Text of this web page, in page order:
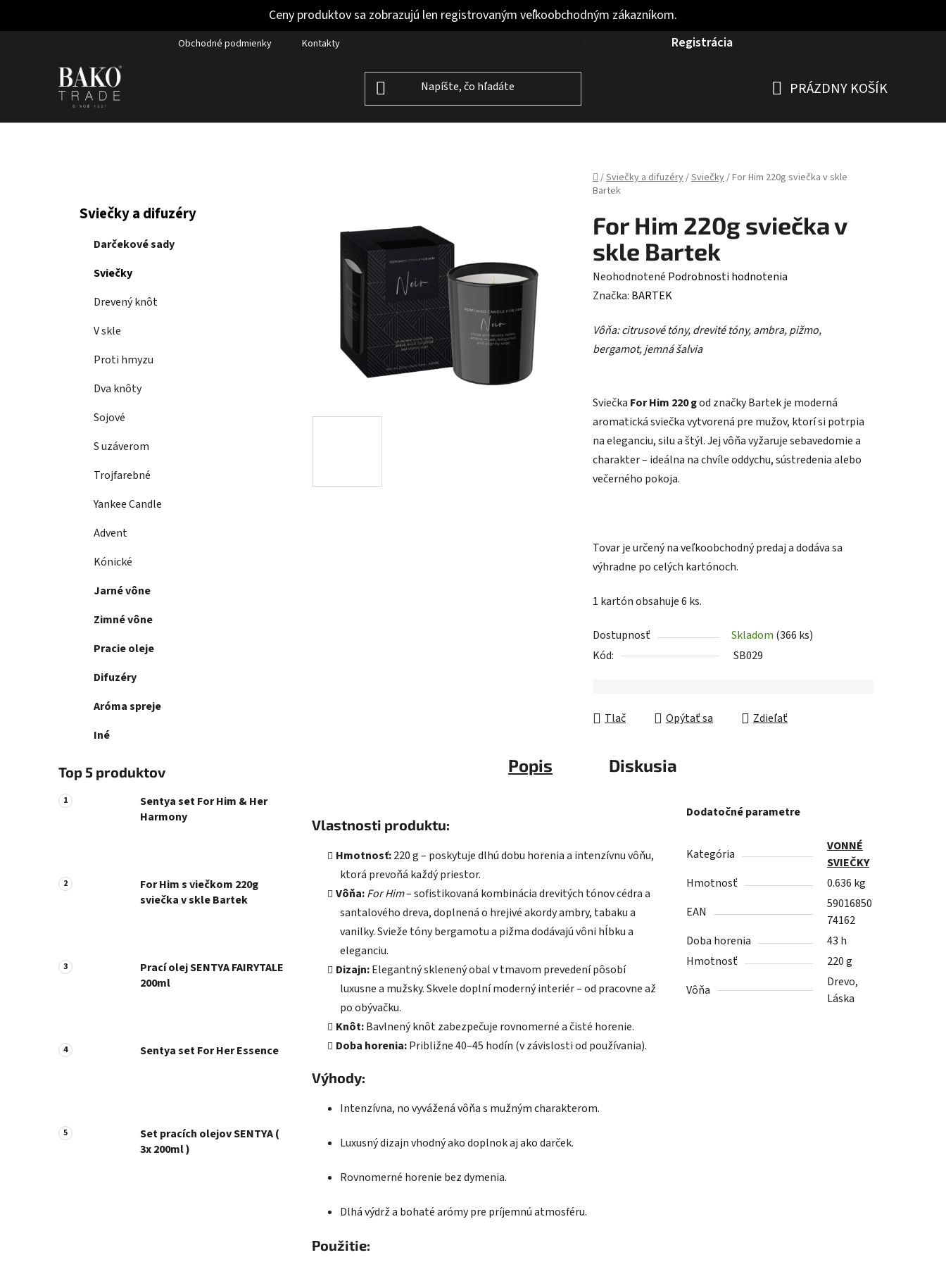
Ceny produktov sa zobrazujú len registrovaným veľkoobchodným zákazníkom.
Obchodné podmienky Kontakty Registrácia
PRÁZDNY KOŠÍK
Domov
/Sviečky a difuzéry/Sviečky/For Him 220g sviečka v skle
Bartek
Preskočiť
kategórie
Sviečky a difuzéry
Darčekové sady
Sviečky
Drevený knôt
V skle
Proti hmyzu
Dva knôty
Sojové
S uzáverom
Trojfarebné
Yankee Candle
Advent
Kónické
Jarné vône
Zimné vône
Pracie oleje
Difuzéry
Aróma spreje
Iné
Top 5 produktov
Sentya set For Him & Her
Harmony
For Him s viečkom 220g
sviečka v skle Bartek
Prací olej SENTYA FAIRYTALE
200ml
Sentya set For Her Essence
Set pracích olejov SENTYA (
3x 200ml )
For Him 220g sviečka v
skle Bartek
Priemerné
hodnotenie
je
0,0
hviezdičiek.
Neohodnotené Podrobnosti hodnotenia
Značka: BARTEK
Vôňa: citrusové tóny, drevité tóny, ambra, pižmo,
bergamot, jemná šalvia
Sviečka For Him 220 god značky Bartek je moderná
aromatická sviečka vytvorená pre mužov, ktorí si potrpia
na eleganciu, silu a štýl. Jej vôňa vyžaruje sebavedomie a
charakter – ideálna na chvíle oddychu, sústredenia alebo
večerného pokoja.
Tovar je určený na veľkoobchodný predaj a dodáva sa
výhradne po celých kartónoch.
1 kartón obsahuje 6 ks.
Dostupnosť Skladom (366 ks)
Kód:
SB029
Tlač Opýtať sa Zdieľať
Popis Diskusia
Vlastnosti produktu:
Hmotnosť:220 g – poskytuje dlhú dobu horenia a intenzívnu vôňu,
ktorá prevoňá každý priestor.
Vôňa:For Him– sofistikovaná kombinácia drevitých tónov cédra a
santalového dreva, doplnená o hrejivé akordy ambry, tabaku a
vanilky. Svieže tóny bergamotu a pižma dodávajú vôni hĺbku a
eleganciu.
Dizajn:Elegantný sklenený obal v tmavom prevedení pôsobí
luxusne a mužsky. Skvele doplní moderný interiér – od pracovne až
po obývačku.
Knôt:Bavlnený knôt zabezpečuje rovnomerné a čisté horenie.
Doba horenia:Približne 40–45 hodín (v závislosti od používania).
Výhody:
Intenzívna, no vyvážená vôňa s mužným charakterom.
Luxusný dizajn vhodný ako doplnok aj ako darček.
Rovnomerné horenie bez dymenia.
Dlhá výdrž a bohaté arómy pre príjemnú atmosféru.
Použitie:
Dodatočné parametre
Kategória
VONNÉ
SVIEČKY
Hmotnosť
0.636 kg
EAN
59016850
74162
Doba horenia
43 h
Hmotnosť
220 g
Vôňa
Drevo,
Láska